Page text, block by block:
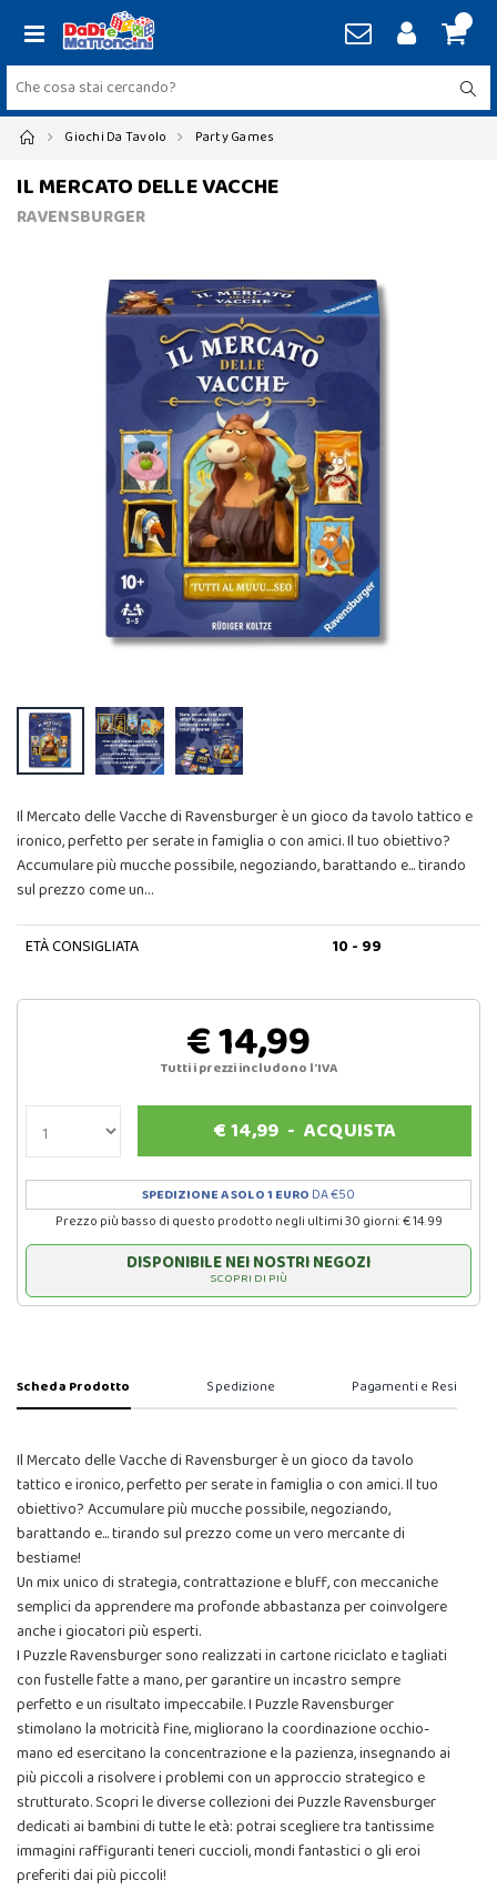
Giochi Da Tavolo Party Games
IL MERCATO DELLE VACCHE
RAVENSBURGER
Il Mercato delle Vacche di Ravensburger è un gioco da tavolo tattico e
ironico, perfetto per serate in famiglia o con amici. Il tuo obiettivo?
Accumulare più mucche possibile, negoziando, barattando e... tirando
sul prezzo come un…
ETÀ CONSIGLIATA 10 - 99
€ 14,99
Tutti i prezzi includono l'IVA
€14,99- ACQUISTA
SPEDIZIONE A SOLO 1 EURO DA €50
Prezzo più basso di questo prodotto negli ultimi 30 giorni: € 14.99
DISPONIBILE NEI NOSTRI NEGOZI
SCOPRI DI PIÙ
Scheda Prodotto Spedizione Pagamenti e Resi
Il Mercato delle Vacche di Ravensburger è un gioco da tavolo
tattico e ironico, perfetto per serate in famiglia o con amici. Il tuo
obiettivo? Accumulare più mucche possibile, negoziando,
barattando e... tirando sul prezzo come un vero mercante di
bestiame!
Un mix unico di strategia, contrattazione e bluff, con meccaniche
semplici da apprendere ma profonde abbastanza per coinvolgere
anche i giocatori più esperti.
I Puzzle Ravensburger sono realizzati in cartone riciclato e tagliati
con fustelle fatte a mano, per garantire un incastro sempre
perfetto e un risultato impeccabile. I Puzzle Ravensburger
stimolano la motricità fine, migliorano la coordinazione occhio-
mano ed esercitano la concentrazione e la pazienza, insegnando ai
più piccoli a risolvere i problemi con un approccio strategico e
strutturato. Scopri le diverse collezioni dei Puzzle Ravensburger
dedicati ai bambini di tutte le età: potrai scegliere tra tantissime
immagini raffiguranti teneri cuccioli, mondi fantastici o gli eroi
preferiti dai più piccoli!